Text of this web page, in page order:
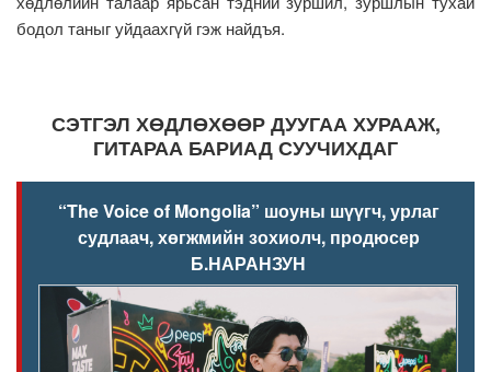
бодол таныг уйдаахгүй гэж найдъя.
СЭТГЭЛ ХӨДЛӨХӨӨР ДУУГАА ХУРААЖ,
ГИТАРАА БАРИАД СУУЧИХДАГ
“The Voice of Mongolia” шоуны шүүгч, урлаг
судлаач, хөгжмийн зохиолч, продюсер
Б.НАРАНЗУН